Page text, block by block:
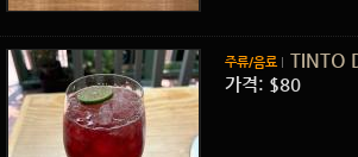
주류/음료 TINTO
가격: $80